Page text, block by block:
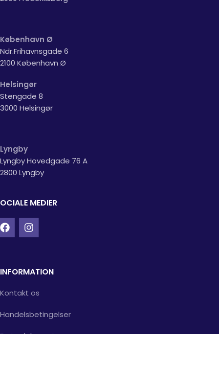
København Ø
Ndr.Frihavnsgade 6
2100 København Ø
Helsingør
Stengade 8
3000 Helsingør
Lyngby
Lyngby Hovedgade 76 A
2800 Lyngby
MEDIER
INFORMATION
Kontakt os
Handelsbetingelser
Fortrydelsesret